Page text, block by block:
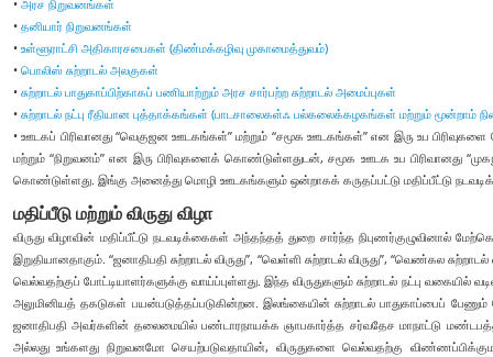
• அரச நிறுவனங்கள்
• தனியார் நிறுவனங்கள்
• உள்ளூராட்சி அதிகாரசபைகள் (திண்மக்கழிவு முகாமைத்துவம்)
• பொலிஸ் சுற்றாடல் அலகுகள்
• சுற்றாடல் பாதுகாப்பிற்காகப் பணியாற்றும் அரச சார்பற்ற சுற்றாடல் அமைப்புகள்
• சுற்றாடல் நட்பு ரீதியான புத்தாக்கங்கள் (பாடசாலைகள்ஃ பல்கலைக்கழகங்கள் மற்றும் மூன்றாம்
• ஊடகப் பிரிவானது “வெகுஜன ஊடகங்கள்” மற்றும் “சமூக ஊடகங்கள்” என இரு உப
மற்றும் “நிறுவனம்” என இரு பிரிவுகளைக் கொண்டுள்ளதுடன், சமூக ஊடக உப பிரிவானது
கொண்டுள்ளது. இங்கு அனைத்து மொழி ஊடகங்களும் ஒன்றாகக் கருதப்பட்டு மதிப்பீட்டு
மதிப்பீடு மற்றும் விருது விழா
விருது விழாவின் மதிப்பீட்டு நடவடிக்கைகள் அந்தந்தத் துறை சார்ந்த நிபுணர்குழுவினால்
இறுதியானதாகும். “ஜனாதிபதி சுற்றாடல் விருது”, “வெள்ளி சுற்றாடல் விருது”, “வெண்கல சுற்றாடல்
வெல்வதற்குப் போட்டியாளர்களுக்கு வாய்ப்புள்ளது. இந்த விருதுகளும் சுற்றாடல் நட்பு
அலுமினியத் தகடுகள் பயன்படுத்தப்படுகின்றன. இலங்கையின் சுற்றாடல் பாதுகாப்பைப்
ஜனாதிபதி அவர்களின் தலைமையில் பண்டாரநாயக்க ஞாபகார்த்த சர்வதேச மாநாட்டு
அல்லது உங்களது நிறுவனமோ செயற்படுவதாயின், விருதுகளை வெல்வதற்கு